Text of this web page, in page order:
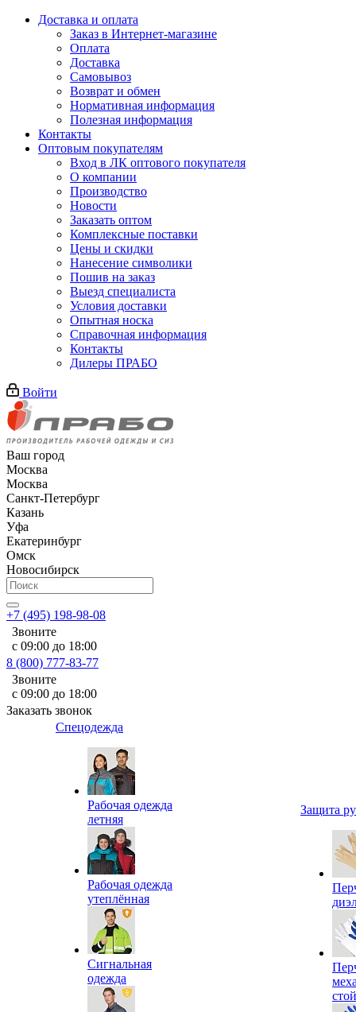
Доставка и оплата
Заказ в Интернет-магазине
Оплата
Доставка
Самовывоз
Возврат и обмен
Нормативная информация
Полезная информация
Контакты
Оптовым покупателям
Вход в ЛК оптового покупателя
О компании
Производство
Новости
Заказать оптом
Комплексные поставки
Цены и скидки
Нанесение символики
Пошив на заказ
Выезд специалиста
Условия доставки
Опытная носка
Справочная информация
Контакты
Дилеры ПРАБО
Войти
Ваш город
Москва
Москва
Санкт-Петербург
Казань
Уфа
Екатеринбург
Омск
Новосибирск
+7 (495) 198-98-08
Звоните
с 09:00 до 18:00
8 (800) 777-83-77
Звоните
с 09:00 до 18:00
Заказать звонок
Спецодежда
Рабочая одежда
летняя
Рабочая одежда
утеплённая
Сигнальная
одежда
Защита